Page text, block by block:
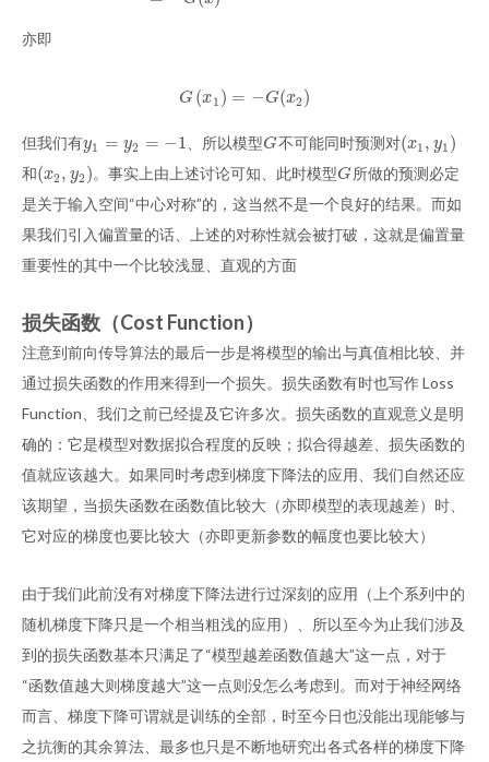
亦即
G (x1 ) = −G(x2)
G(x 1 )= −G(x2)
但我们有y1 = y2 = −1
y1 =y2=− 1 、所以模型G
G不可能同时预测对(x1 , y1 )
(x1, y 1)
和(x2, y2)
(x2,y 2) 。事实上由上述讨论可知、此时模型G
G 所做的预测必定
是关于输入空间“中心对称”的，这当然不是一个良好的结果。而如
果我们引入偏置量的话、上述的对称性就会被打破，这就是偏置量
重要性的其中一个比较浅显、直观的方面
损失函数（Cost Function）
注意到前向传导算法的最后一步是将模型的输出与真值相比较、并
通过损失函数的作用来得到一个损失。损失函数有时也写作 Loss
Function、我们之前已经提及它许多次。损失函数的直观意义是明
确的：它是模型对数据拟合程度的反映；拟合得越差、损失函数的
值就应该越大。如果同时考虑到梯度下降法的应用、我们自然还应
该期望，当损失函数在函数值比较大（亦即模型的表现越差）时、
它对应的梯度也要比较大（亦即更新参数的幅度也要比较大）
由于我们此前没有对梯度下降法进行过深刻的应用（上个系列中的
随机梯度下降只是一个相当粗浅的应用）、所以至今为止我们涉及
到的损失函数基本只满足了“模型越差函数值越大”这一点，对于
“函数值越大则梯度越大”这一点则没怎么考虑到。而对于神经网络
而言、梯度下降可谓就是训练的全部，时至今日也没能出现能够与
之抗衡的其余算法、最多也只是不断地研究出各式各样的梯度下降